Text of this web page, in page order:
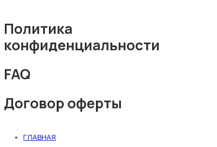
Политика
конфиденциальности
FAQ
Договор оферты
ГЛАВНАЯ